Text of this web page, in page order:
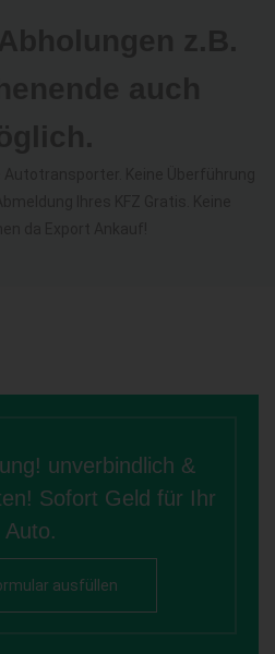
unverbindlich &
Sofort Geld für Ihr
Auto.
ausfüllen